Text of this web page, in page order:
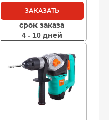
ЗАКАЗАТЬ
срок заказа
4 - 10 дней